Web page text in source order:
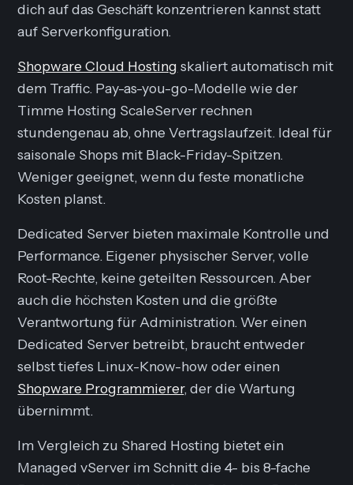
dich auf das Geschäft konzentrieren kannst statt
auf Serverkonfiguration.
Shopware Cloud Hosting skaliert automatisch mit
dem Traffic. Pay-as-you-go-Modelle wie der
Timme Hosting ScaleServer rechnen
stundengenau ab, ohne Vertragslaufzeit. Ideal für
saisonale Shops mit Black-Friday-Spitzen.
Weniger geeignet, wenn du feste monatliche
Kosten planst.
Dedicated Server bieten maximale Kontrolle und
Performance. Eigener physischer Server, volle
Root-Rechte, keine geteilten Ressourcen. Aber
auch die höchsten Kosten und die größte
Verantwortung für Administration. Wer einen
Dedicated Server betreibt, braucht entweder
selbst tiefes Linux-Know-how oder einen
Shopware Programmierer, der die Wartung
übernimmt.
Im Vergleich zu Shared Hosting bietet ein
Managed vServer im Schnitt die 4- bis 8-fache